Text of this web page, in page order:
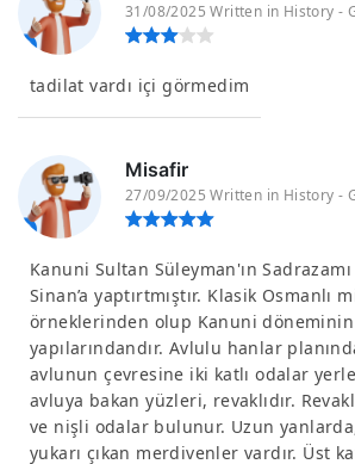
31/08/2025 Written in History -
tadilat vardı içi görmedim
Misafir
27/09/2025 Written in History -
Kanuni Sultan Süleyman'ın
Sinan’a yaptırtmıştır. Klasik Osmanlı
örneklerinden olup Kanuni
yapılarındandır. Avlulu hanlar
avlunun çevresine iki katlı odalar
avluya bakan yüzleri, revaklıdır.
ve nişli odalar bulunur. Uzun yanlarda,
yukarı çıkan merdivenler vardır. Üst